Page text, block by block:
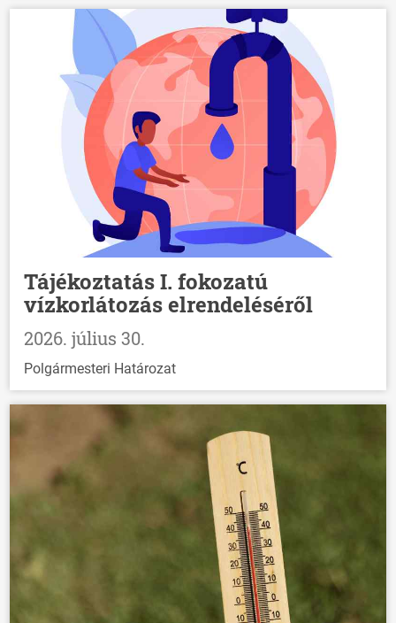
Tájékoztatás I. fokozatú
vízkorlátozás elrendeléséről
2026. július 30.
Polgármesteri Határozat